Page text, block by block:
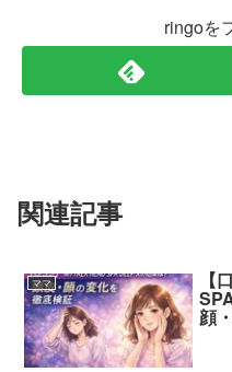
ringoを
関連記事
ママ 【
顔